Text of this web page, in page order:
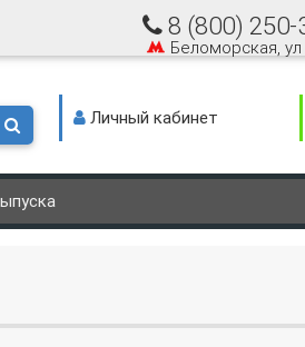
8 (800) 250-
Беломорская,
Личный кабинет